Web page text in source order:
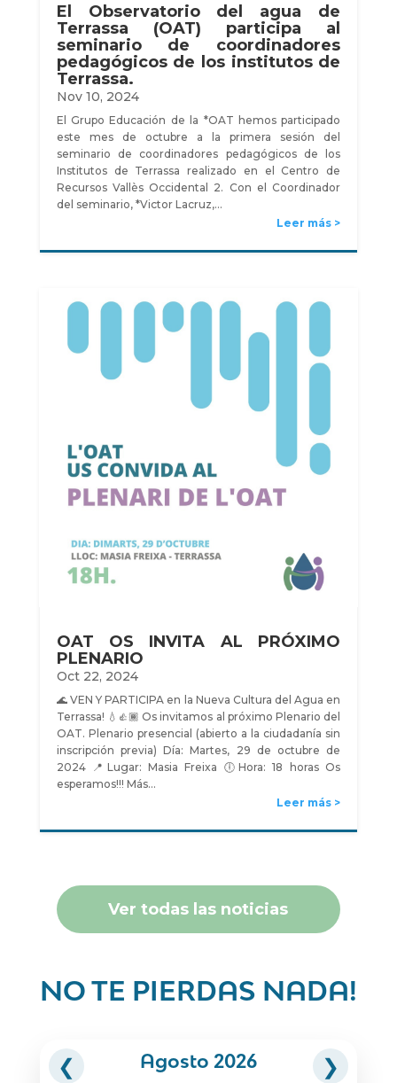
El Observatorio del agua de
Terrassa (OAT) participa al
seminario de coordinadores
pedagógicos de los institutos de
Terrassa.
Nov 10, 2024
El Grupo Educación de la *OAT hemos participado
este mes de octubre a la primera sesión del
seminario de coordinadores pedagógicos de los
Institutos de Terrassa realizado en el Centro de
Recursos Vallès Occidental 2. Con el Coordinador
del seminario, *Victor Lacruz,…
Leer más
OAT OS INVITA AL PRÓXIMO
PLENARIO
Oct 22, 2024
🌊 VEN Y PARTICIPA en la Nueva Cultura del Agua en
Terrassa! 💧👍🏾 Os invitamos al próximo Plenario del
OAT. Plenario presencial (abierto a la ciudadanía sin
inscripción previa) Día: Martes, 29 de octubre de
2024 📍Lugar: Masia Freixa 🕕Hora: 18 horas Os
esperamos!!! Más…
Leer más
Ver todas las noticias
NO TE PIERDAS NADA!
❮ Agosto 2026 ❯